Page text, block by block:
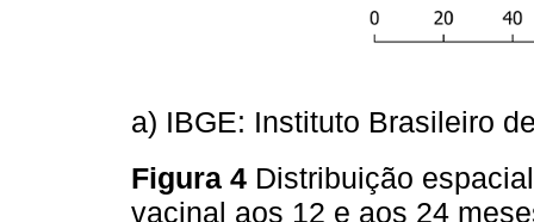
a) IBGE: Instituto Brasileiro
Figura 4 Distribuição
vacinal aos 12 e aos 24